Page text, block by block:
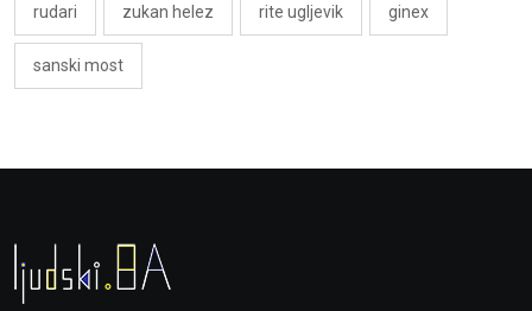
rudari zukan helez rite ugljevik ginex
sanski most